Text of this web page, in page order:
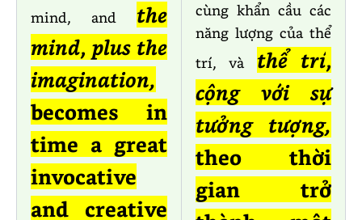
mind, and the
mind, plus the
imagination,
becomes in
time a great
invocative
and creative
cùng khẩn cầu các
năng lượng của thể
trí, và thể trí,
cộng với sự
tưởng tượng,
theo thời
gian trở